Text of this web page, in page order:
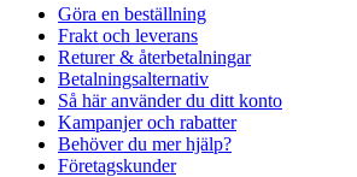
Göra en beställning
Frakt och leverans
Returer & återbetalningar
Betalningsalternativ
Så här använder du ditt konto
Kampanjer och rabatter
Behöver du mer hjälp?
Företagskunder